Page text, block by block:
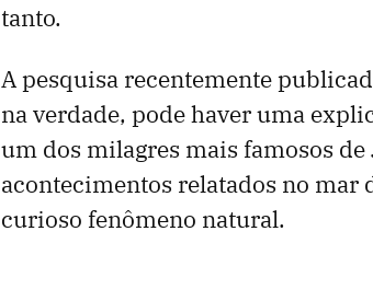
tanto.
A pesquisa recentemente
na verdade, pode haver uma
um dos milagres mais famosos
acontecimentos relatados no mar
curioso fenômeno natural.